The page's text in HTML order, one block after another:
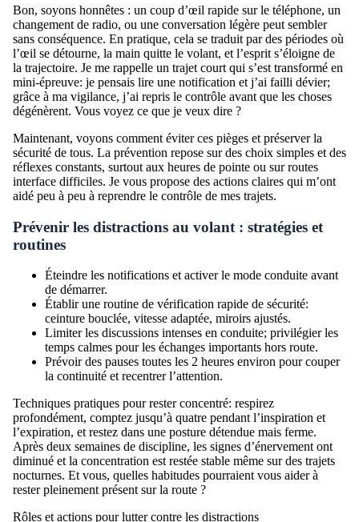
Bon, soyons honnêtes : un coup d’œil rapide sur le téléphone, un
changement de radio, ou une conversation légère peut sembler
sans conséquence. En pratique, cela se traduit par des périodes où
l’œil se détourne, la main quitte le volant, et l’esprit s’éloigne de
la trajectoire. Je me rappelle un trajet court qui s’est transformé en
mini-épreuve: je pensais lire une notification et j’ai failli dévier;
grâce à ma vigilance, j’ai repris le contrôle avant que les choses
dégénèrent. Vous voyez ce que je veux dire ?
Maintenant, voyons comment éviter ces pièges et préserver la
sécurité de tous. La prévention repose sur des choix simples et des
réflexes constants, surtout aux heures de pointe ou sur routes
interface difficiles. Je vous propose des actions claires qui m’ont
aidé peu à peu à reprendre le contrôle de mes trajets.
Prévenir les distractions au volant : stratégies et
routines
Éteindre les notifications et activer le mode conduite avant
de démarrer.
Établir une routine de vérification rapide de sécurité:
ceinture bouclée, vitesse adaptée, miroirs ajustés.
Limiter les discussions intenses en conduite; privilégier les
temps calmes pour les échanges importants hors route.
Prévoir des pauses toutes les 2 heures environ pour couper
la continuité et recentrer l’attention.
Techniques pratiques pour rester concentré: respirez
profondément, comptez jusqu’à quatre pendant l’inspiration et
l’expiration, et restez dans une posture détendue mais ferme.
Après deux semaines de discipline, les signes d’énervement ont
diminué et la concentration est restée stable même sur des trajets
nocturnes. Et vous, quelles habitudes pourraient vous aider à
rester pleinement présent sur la route ?
Rôles et actions pour lutter contre les distractions